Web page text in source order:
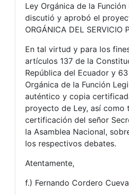
Ley Orgánica de la Función
discutió y aprobó el
ORGÁNICA DEL SERVICIO
En tal virtud y para los
artículos 137 de la
República del Ecuador y
Orgánica de la Función
auténtico y copia
proyecto de Ley, así como
certificación del señor
la Asamblea Nacional,
los respectivos debates.
Atentamente,
f.) Fernando Cordero